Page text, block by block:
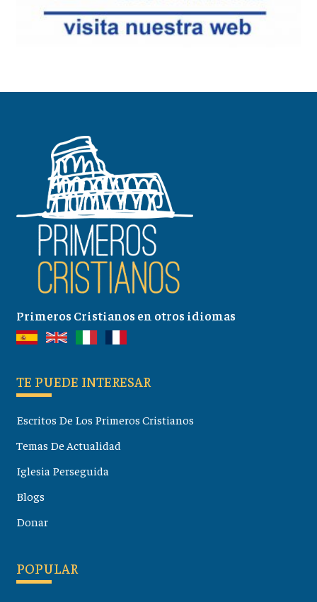
Primeros Cristianos en otros idiomas
TE PUEDE INTERESAR
Escritos De Los Primeros Cristianos
Temas De Actualidad
Iglesia Perseguida
Blogs
Donar
POPULAR